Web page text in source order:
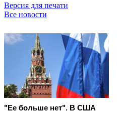
Версия для печати
Все новости
"Ее больше нет". В США